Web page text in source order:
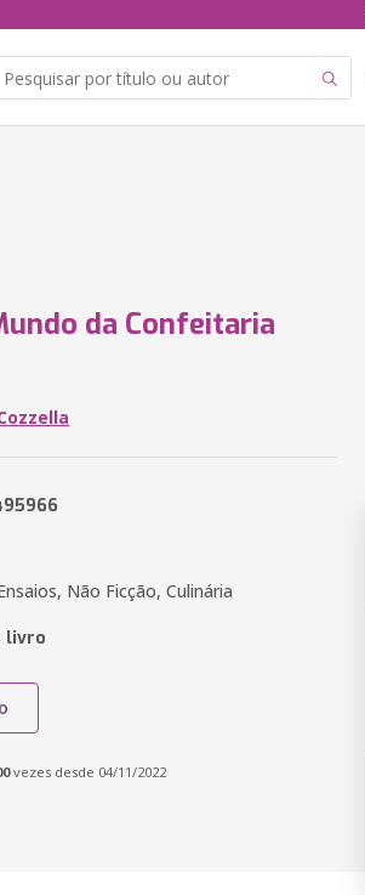
da Confeitaria
Não Ficção, Culinária
livro
vezes desde 04/11/2022